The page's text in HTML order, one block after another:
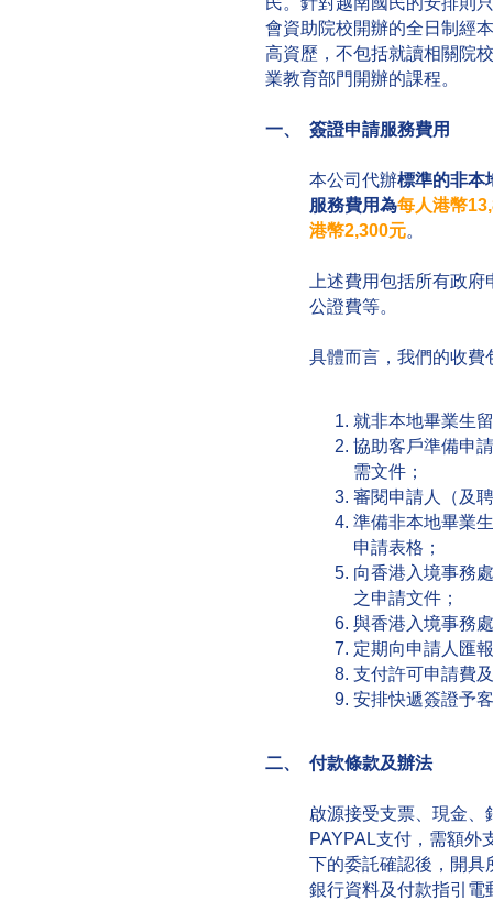
會資助院校開辦的全日制經
高資歷，不包括就讀相關院
業教育部門開辦的課程。
一、 簽證申請服務費用
本公司代辦標準的非本
服務費用為每人港幣
港幣2,300元。
上述費用包括所有政
公證費等。
具體而言，我們的收費
就非本地畢業生
協助客戶準備申
需文件；
審閱申請人（及
準備非本地畢業
申請表格；
向香港入境事務
之申請文件；
與香港入境事務
定期向申請人匯
支付許可申請費
安排快遞簽證予
二、 付款條款及辦法
啟源接受支票、現金、
PAYPAL支付，需額外
下的委託確認後，開具
銀行資料及付款指引電